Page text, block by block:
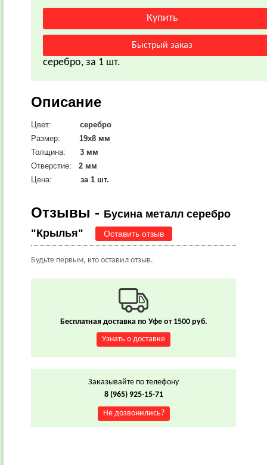
серебро, за 1 шт.
Описание
Цвет:
серебро
Размер:
19х8 мм
Толщина:
3 мм
Отверстие: 2 мм
Цена: за 1 шт.
Отзывы - Бусина металл серебро
"Крылья"
Оставить отзыв
Будьте первым, кто оставил отзыв.
Бесплатная доставка по Уфе от 1500 руб.
Узнать о доставке
Заказывайте по телефону
8 (965) 925-15-71
Не дозвонились?